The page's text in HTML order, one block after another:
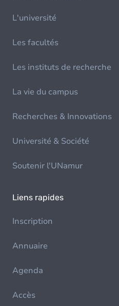
L'université
Les facultés
Les instituts de recherche
La vie du campus
Recherches & Innovations
Université & Société
Soutenir l'UNamur
Liens rapides
Inscription
Annuaire
Agenda
Accès